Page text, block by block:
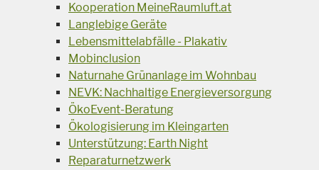
Kooperation MeineRaumluft.at
Langlebige Geräte
Lebensmittelabfälle - Plakativ
Mobinclusion
Naturnahe Grünanlage im Wohnbau
NEVK: Nachhaltige Energieversorgung
ÖkoEvent-Beratung
Ökologisierung im Kleingarten
Unterstützung: Earth Night
Reparaturnetzwerk